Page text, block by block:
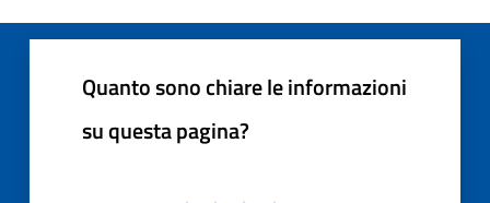
Quanto sono chiare le informazioni
su questa pagina?